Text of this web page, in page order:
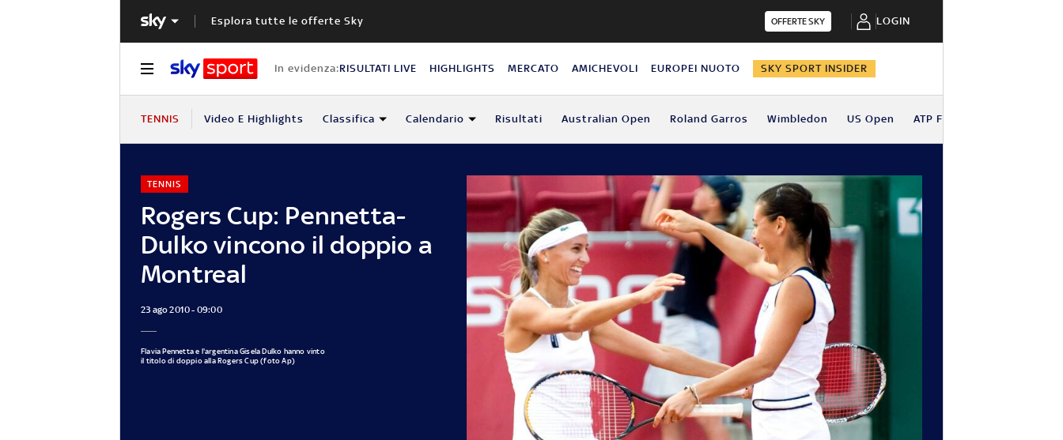
Esplora tutte le offerte Sky OFFERTE SKY LOGIN
In evidenza:RISULTATI LIVE HIGHLIGHTS MERCATO AMICHEVOLI EUROPEI NUOTO SKY SPORT INSIDER
TENNIS Video E Highlights Classifica Calendario Risultati Australian Open Roland Garros Wimbledon US Open ATP Finals
Rogers Cup: Pennetta-
Dulko vincono il doppio a
Montreal
TENNIS
23 ago 2010 - 09:00
Flavia Pennetta e l'argentina Gisela Dulko hanno vinto
il titolo di doppio alla Rogers Cup (foto Ap)